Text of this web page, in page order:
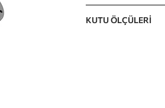
KUTU ÖLÇÜLERİ